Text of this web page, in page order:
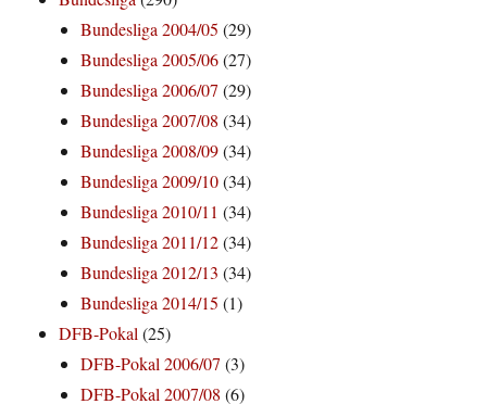
Bundesliga 2004/05 (29)
Bundesliga 2005/06(27)
Bundesliga 2006/07 (29)
Bundesliga 2007/08 (34)
Bundesliga 2008/09(34)
Bundesliga 2009/10(34)
Bundesliga 2010/11 (34)
Bundesliga 2011/12(34)
Bundesliga 2012/13 (34)
Bundesliga 2014/15 (1)
DFB-Pokal(25)
DFB-Pokal 2006/07 (3)
DFB-Pokal 2007/08 (6)